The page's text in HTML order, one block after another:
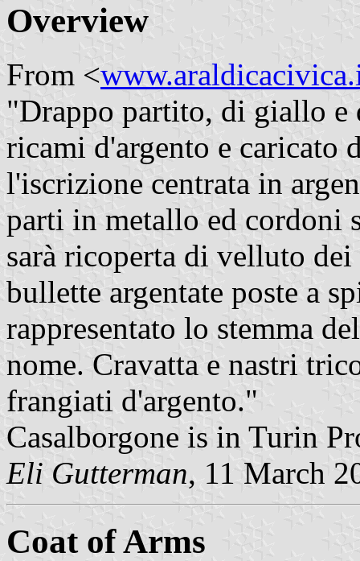
Overview
From <
"Drappo partito, di giallo e
ricami d'argento e caricato
l'iscrizione centrata in
parti in metallo ed cordoni
sarà ricoperta di velluto
bullette argentate poste a
rappresentato lo stemma
nome. Cravatta e nastri
frangiati d'argento."
Casalborgone is in Turin
Eli Gutterman, 11 March
Coat of Arms